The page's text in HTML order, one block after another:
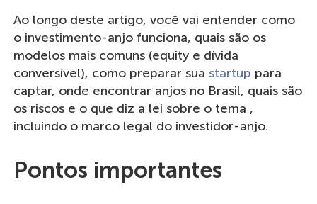
Ao longo deste artigo, você vai entender como
o investimento-anjo funciona, quais são os
modelos mais comuns (equity e dívida
conversível), como preparar sua startup para
captar, onde encontrar anjos no Brasil, quais são
os riscos e o que diz a lei sobre o tema ,
incluindo o marco legal do investidor-anjo.
Pontos importantes